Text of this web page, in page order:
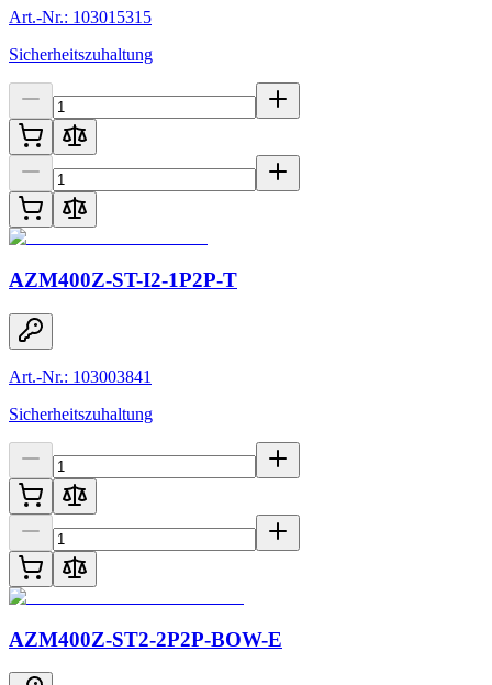
Art.-Nr.: 103015315
Sicherheitszuhaltung
AZM400Z-ST-I2-1P2P-T
Art.-Nr.: 103003841
Sicherheitszuhaltung
AZM400Z-ST2-2P2P-BOW-E